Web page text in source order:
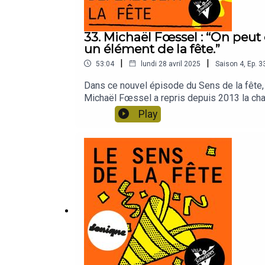
33. Michaël Fœssel : “On
un élément de la fête.”
53:04 | lundi 28 avril 2025 | Saison 4, Ep.
Dans ce nouvel épisode du Sens de la
Michaël Fœssel a repris depuis 2013 la
2017, il publie “La Nuit. Vivre sans
les normes transgressées. En 2022, avec
pour lui demander : mais au fait, qu’est-
Christophe Payet pour Sonique, en
Play